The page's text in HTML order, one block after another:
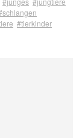
#tierkinder